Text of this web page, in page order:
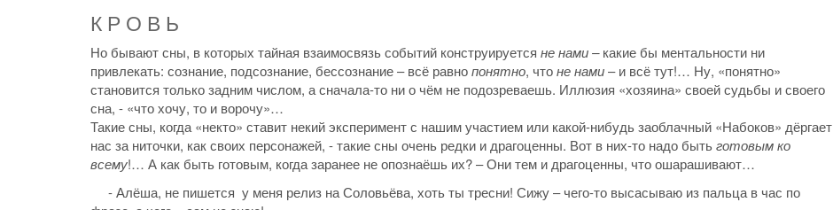
К Р О В Ь
Но бывают сны, в которых тайная взаимосвязь событий конструируется не нами –какие бы ментальности ни
привлекать: сознание, подсознание, бессознание – всё равнопонятно, чтоне нами– и всё тут!… Ну, «понятно»
становится только задним числом, а сначала-то ни о чём не подозреваешь. Иллюзия «хозяина» своей судьбы и своего
сна, - «что хочу, то и ворочу»…
Такие сны, когда «некто» ставит некий эксперимент с нашим участием или какой-нибудь заоблачный «Набоков» дёргает
нас за ниточки, как своих персонажей, - такие сны очень редки и драгоценны. Вот в них-то надо бытьготовым ко
всему!… А как быть готовым, когда заранее не опознаёшь их? – Они тем и драгоценны, что ошарашивают…
- Алёша, не пишется у меня релиз на Соловьёва, хоть ты тресни! Сижу – чего-то высасываю из пальца в час по